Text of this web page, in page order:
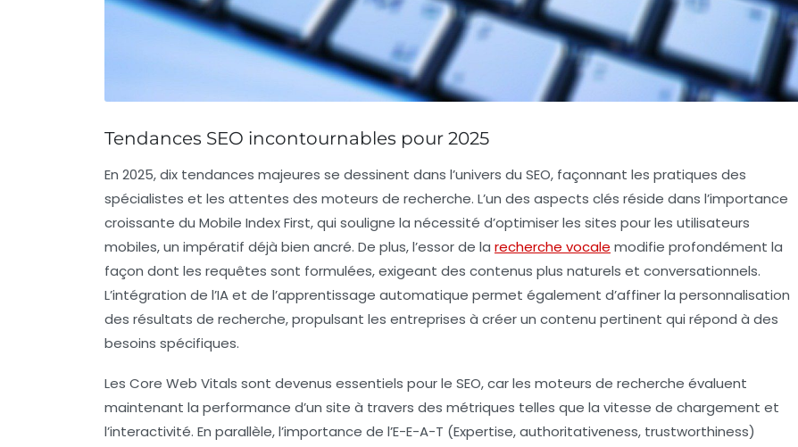
Tendances SEO incontournables pour 2025
En 2025,dix tendances majeures se dessinent dans l’univers du SEO, façonnant les pratiques des
spécialistes et les attentes des moteurs de recherche. L’un des aspects clés réside dans l’importance
croissante du Mobile Index First, qui souligne la nécessité d’optimiser les sites pour les utilisateurs
mobiles, un impératif déjà bien ancré. De plus, l’essor de la recherche vocale modifie profondément la
façon dont les requêtes sont formulées, exigeant des contenus plus naturels et conversationnels.
L’intégration de l’IA et de l’apprentissage automatique permet également d’affiner la personnalisation
des résultats de recherche, propulsant les entreprises à créer un contenu pertinent qui répond à des
besoins spécifiques.
Les Core Web Vitals sont devenus essentiels pour le SEO, car les moteurs de recherche évaluent
maintenant la performance d’un site à travers des métriques telles que la vitesse de chargement et
l’interactivité. En parallèle, l’importance de l’E-E-A-T (Expertise, authoritativeness, trustworthiness)